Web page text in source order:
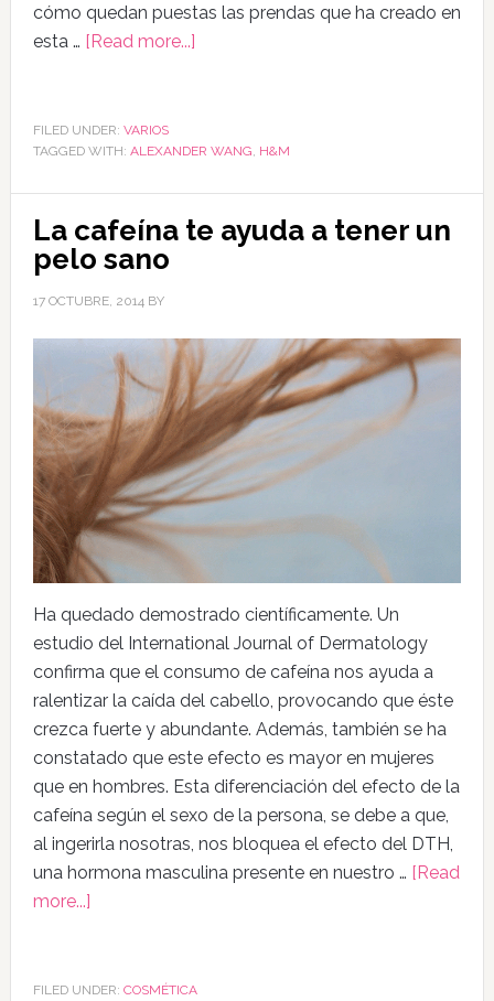
cómo quedan puestas las prendas que ha creado en
esta … [Read more...]
FILED UNDER: VARIOS
TAGGED WITH: ALEXANDER WANG, H&M
La cafeína te ayuda a tener un
pelo sano
17 OCTUBRE, 2014BY
Ha quedado demostrado científicamente. Un
estudio del International Journal of Dermatology
confirma que el consumo de cafeína nos ayuda a
ralentizar la caída del cabello, provocando que éste
crezca fuerte y abundante. Además, también se ha
constatado que este efecto es mayor en mujeres
que en hombres. Esta diferenciación del efecto de la
cafeína según el sexo de la persona, se debe a que,
al ingerirla nosotras, nos bloquea el efecto del DTH,
una hormona masculina presente en nuestro … [Read
more...]
FILED UNDER: COSMÉTICA